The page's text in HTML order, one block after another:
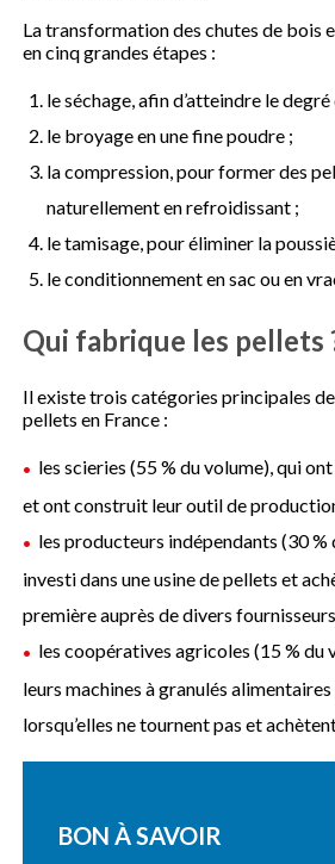
La transformation des chutes de bois
en cinq grandes étapes :
le séchage, afin d’atteindre le
le broyage en une fine poudre ;
la compression, pour former des
naturellement en refroidissant ;
le tamisage, pour éliminer la
le conditionnement en sac ou en
Qui fabrique les pellets
Il existe trois catégories principales
pellets en France :
les scieries (55 % du volume), qui
et ont construit leur outil de
les producteurs indépendants (30 %
investi dans une usine de pellets et
première auprès de divers
les coopératives agricoles (15 % du
leurs machines à granulés
lorsqu’elles ne tournent pas et
BON À SAVOIR